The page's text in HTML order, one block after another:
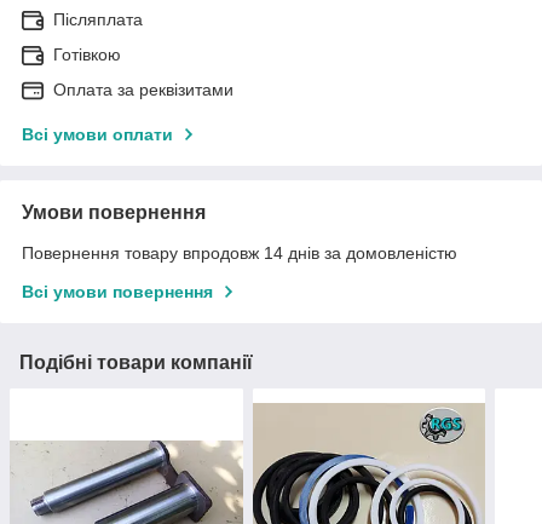
Післяплата
Готівкою
Оплата за реквізитами
Всі умови оплати
Умови повернення
Повернення товару впродовж 14 днів за домовленістю
Всі умови повернення
Подібні товари компанії